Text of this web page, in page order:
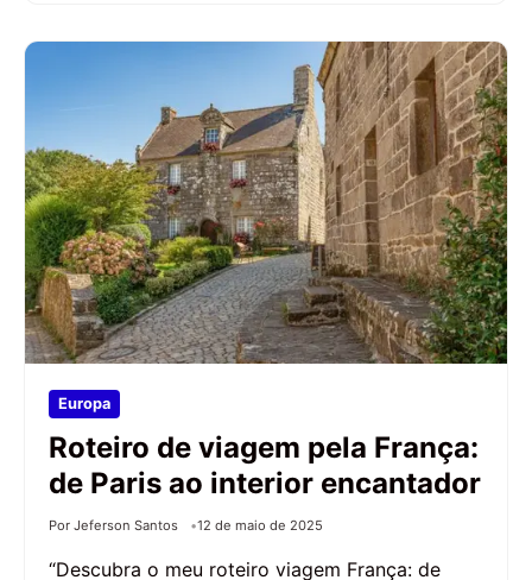
Europa
Roteiro de viagem pela França:
de Paris ao interior encantador
Por Jeferson Santos 12 de maio de 2025
“Descubra o meu roteiro viagem França: de